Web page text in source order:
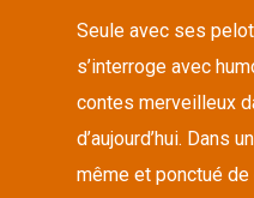
Seule avec ses
s’interroge avec
contes merveilleux
d’aujourd’hui. Dans
même et ponctué